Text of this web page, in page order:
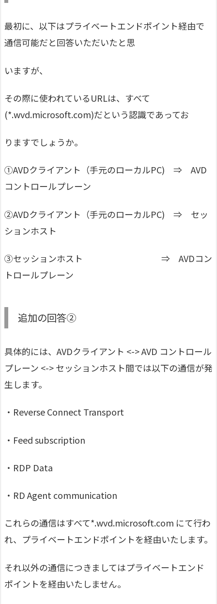
最初に、以下はプライベートエンドポイント経由で
通信可能だと回答いただいたと思
いますが、
その際に使われているURLは、すべて
(*.wvd.microsoft.com)だという認識であってお
りますでしょうか。
①AVDクライアント（手元のローカルPC) ⇒ AVD
コントロールプレーン
②AVDクライアント（手元のローカルPC) ⇒ セッ
ションホスト
③セッションホスト ⇒ AVDコン
トロールプレーン
追加の回答②
具体的には、AVDクライアント <-> AVD コントロール
プレーン <-> セッションホスト間では以下の通信が発
生します。
・Reverse Connect Transport
・Feed subscription
・RDP Data
・RD Agent communication
これらの通信はすべて*.wvd.microsoft.com にて行わ
れ、プライベートエンドポイントを経由いたします。
それ以外の通信につきましてはプライベートエンド
ポイントを経由いたしません。